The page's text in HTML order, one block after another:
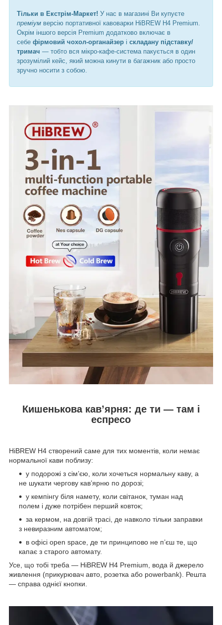
Тільки в Екстрім-Маркет! У нас в магазині Ви купуєте
преміум версію портативної кавоварки HiBREW H4 Premium.
Окрім іншого версія Premium додатково включає в
себе фірмовий чохол-органайзер і складану підставку/
тримач — тобто вся мікро-кафе-система пакується в один
зрозумілий кейс, який можна кинути в багажник або просто
зручно носити з собою.
Кишенькова кавʼярня: де ти — там і
еспресо
HiBREW H4 створений саме для тих моментів, коли немає
нормальної кави поблизу:
у подорожі з сім’єю, коли хочеться нормальну каву, а
не шукати чергову кав’ярню по дорозі;
у кемпінгу біля намету, коли світанок, туман над
полем і дуже потрібен перший ковток;
за кермом, на довгій трасі, де навколо тільки заправки
з невиразним автоматом;
в офісі open space, де ти принципово не п’єш те, що
капає з старого автомату.
Усе, що тобі треба — HiBREW H4 Premium, вода й джерело
живлення (прикурювач авто, розетка або powerbank). Решта
— справа однієї кнопки.